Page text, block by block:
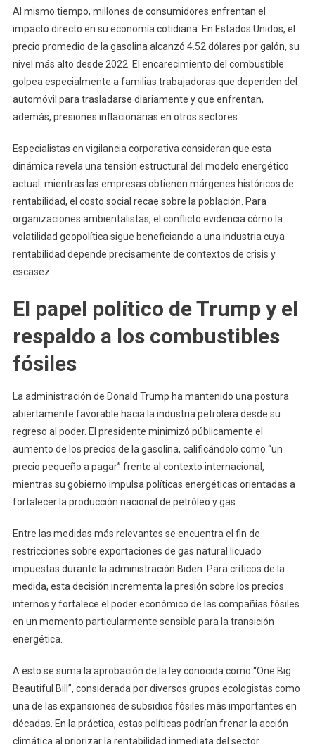
Al mismo tiempo, millones de consumidores enfrentan el
impacto directo en su economía cotidiana. En Estados Unidos, el
precio promedio de la gasolina alcanzó 4.52 dólares por galón, su
nivel más alto desde 2022. El encarecimiento del combustible
golpea especialmente a familias trabajadoras que dependen del
automóvil para trasladarse diariamente y que enfrentan,
además, presiones inflacionarias en otros sectores.
Especialistas en vigilancia corporativa consideran que esta
dinámica revela una tensión estructural del modelo energético
actual: mientras las empresas obtienen márgenes históricos de
rentabilidad, el costo social recae sobre la población. Para
organizaciones ambientalistas, el conflicto evidencia cómo la
volatilidad geopolítica sigue beneficiando a una industria cuya
rentabilidad depende precisamente de contextos de crisis y
escasez.
El papel político de Trump y el
respaldo a los combustibles
fósiles
La administración de Donald Trump ha mantenido una postura
abiertamente favorable hacia la industria petrolera desde su
regreso al poder. El presidente minimizó públicamente el
aumento de los precios de la gasolina, calificándolo como “un
precio pequeño a pagar” frente al contexto internacional,
mientras su gobierno impulsa políticas energéticas orientadas a
fortalecer la producción nacional de petróleo y gas.
Entre las medidas más relevantes se encuentra el fin de
restricciones sobre exportaciones de gas natural licuado
impuestas durante la administración Biden. Para críticos de la
medida, esta decisión incrementa la presión sobre los precios
internos y fortalece el poder económico de las compañías fósiles
en un momento particularmente sensible para la transición
energética.
A esto se suma la aprobación de la ley conocida como “One Big
Beautiful Bill”, considerada por diversos grupos ecologistas como
una de las expansiones de subsidios fósiles más importantes en
décadas. En la práctica, estas políticas podrían frenar la acción
climática al priorizar la rentabilidad inmediata del sector